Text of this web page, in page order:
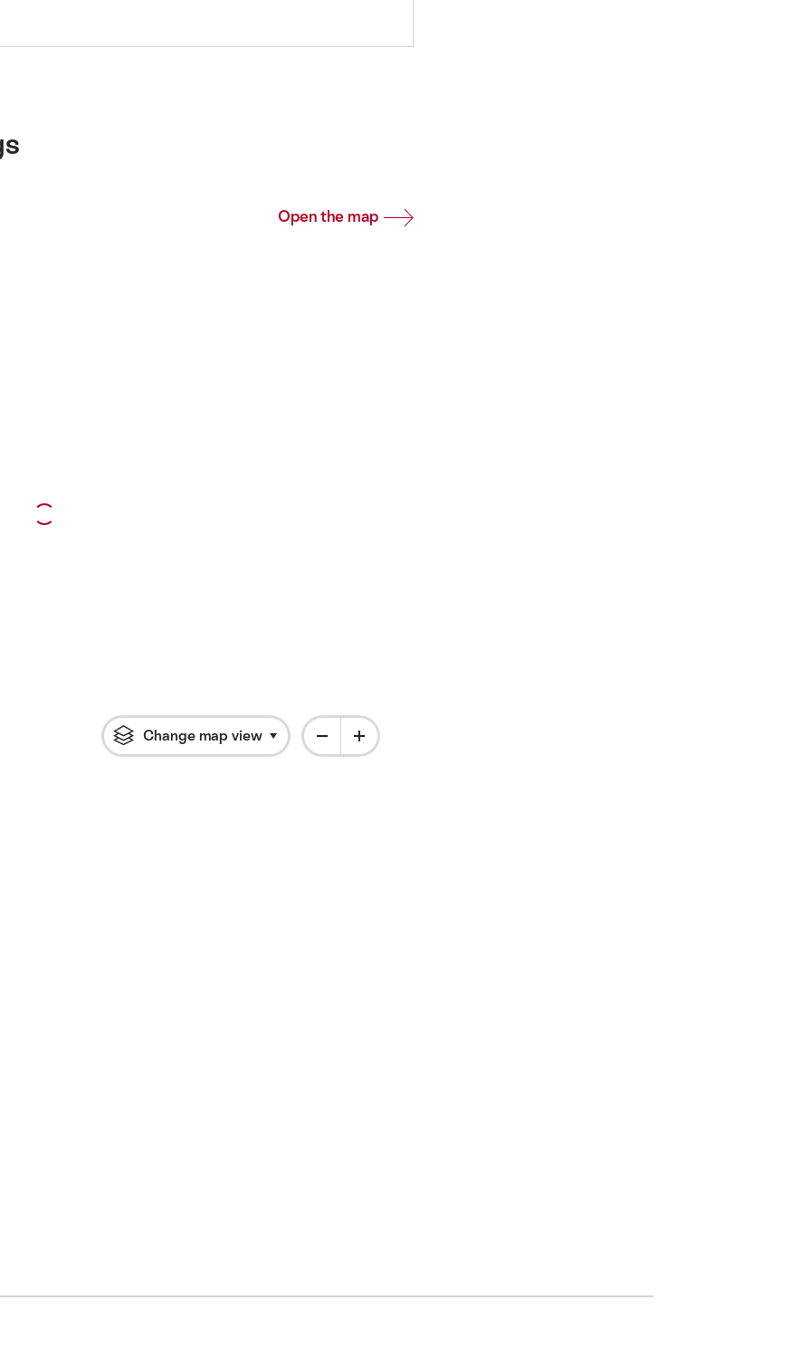
Open the map
Change map view Click to open flyout with more information